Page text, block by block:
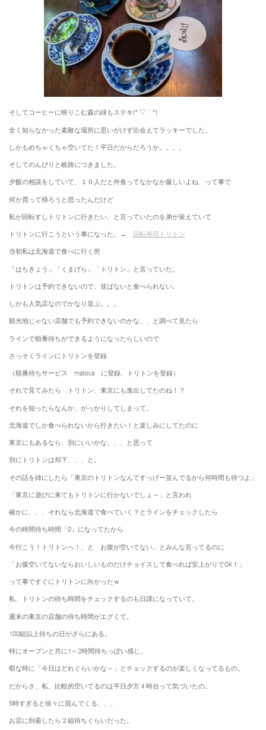
そしてコーヒーに映りこむ森の緑もステキ(*´▽｀*)
全く知らなかった素敵な場所に思いがけず出会えてラッキーでした。
しかもめちゃくちゃ空いてた！平日だからだろうか。。。。
そしてのんびりと岐路につきました。
夕飯の相談をしていて、１０人だと外食ってなかなか厳しいよね、って事で
何か買って帰ろうと思ったんだけど
私が回転すしトリトンに行きたい、と言っていたのを弟が覚えていて
トリトンに行こうという事になった。→ 回転寿司トリトン
当初私は北海道で食べに行く所
「はちきょう」「くまげら」「トリトン」と言っていた。
トリトンは予約できないので、並ばないと食べられない。
しかも人気店なのでかなり並ぶ。。。
観光地じゃない店舗でも予約できないのかな、、と調べて見たら
ラインで順番待ちができるようになったらしいので
さっそくラインにトリトンを登録
（順番待ちサービス matoca に登録、トリトンを登録）
それで見てみたら トリトン、東京にも進出してたのね！？
それを知ったらなんか、がっかりしてしまって。
北海道でしか食べられないから行きたい！と楽しみにしてたのに
東京にもあるなら、別にいいかな、、、と思って
別にトリトンは却下、、、と。
その話を姉にしたら「東京のトリトンなんてすっげー並んでるから何時間も待つよ」
「東京に遊びに来てもトリトンに行かないでしょ～」と言われ
確かに、、、それなら北海道で食べていく？とラインをチェックしたら
今の時間待ち時間「0」になってたから
今行こう！トリトンへ！、と お腹が空いてない、とみんな言ってるのに
「お腹空いてないならおいしいものだけチョイスして食べれば安上がりでOK！」
って事ですぐにトリトンに向かったｗ
私、トリトンの待ち時間をチェックするのも日課になっていて。
週末の東京の店舗の待ち時間がエグくて。
100組以上待ちの日がざらにある。
特にオープンと共に1～2時間待ちっぽい感じ。
暇な時に「今日はどれぐらいかな～」とチェックするのが楽しくなってるもの。
だからさ、私、比較的空いてるのは平日夕方４時台って気づいたの。
5時すぎると徐々に混んでくる、、、
お店に到着したら２組待ちぐらいだった。